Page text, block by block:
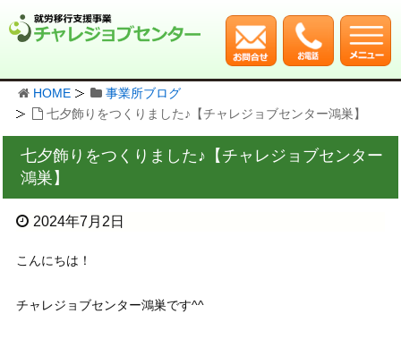
HOME
事業所ブログ
七夕飾りをつくりました♪【チャレジョブセンター鴻巣】
七夕飾りをつくりました♪【チャレジョブセンター
鴻巣】
2024年7月2日
こんにちは！
チャレジョブセンター鴻巣です^^